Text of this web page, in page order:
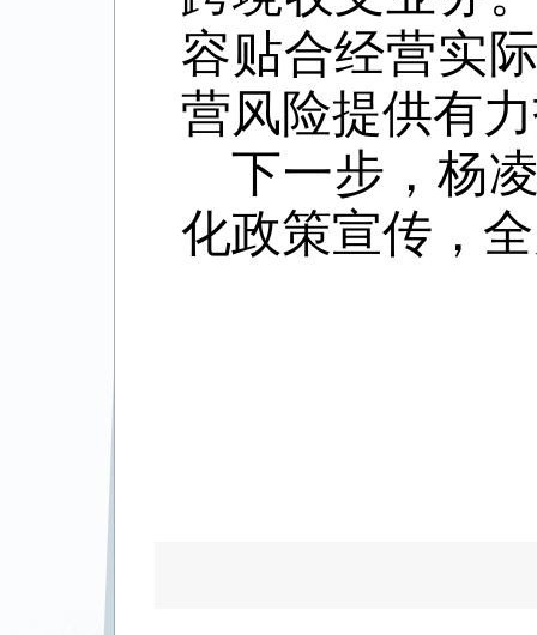
容贴合经营实
营风险提供有
下一步，杨
化政策宣传 ，